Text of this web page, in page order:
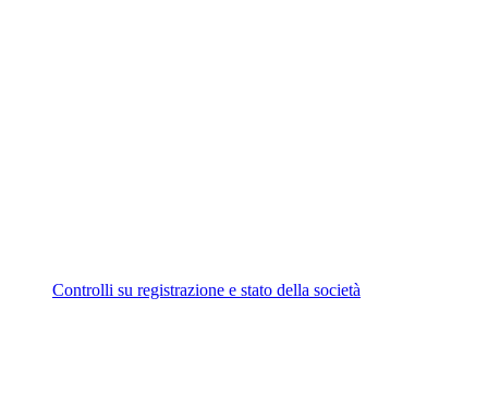
Controlli su registrazione e stato della società